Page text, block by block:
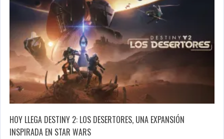
HOY LLEGA DESTINY 2: LOS DESERTORES, UNA EXPANSIÓN
INSPIRADA EN STAR WARS